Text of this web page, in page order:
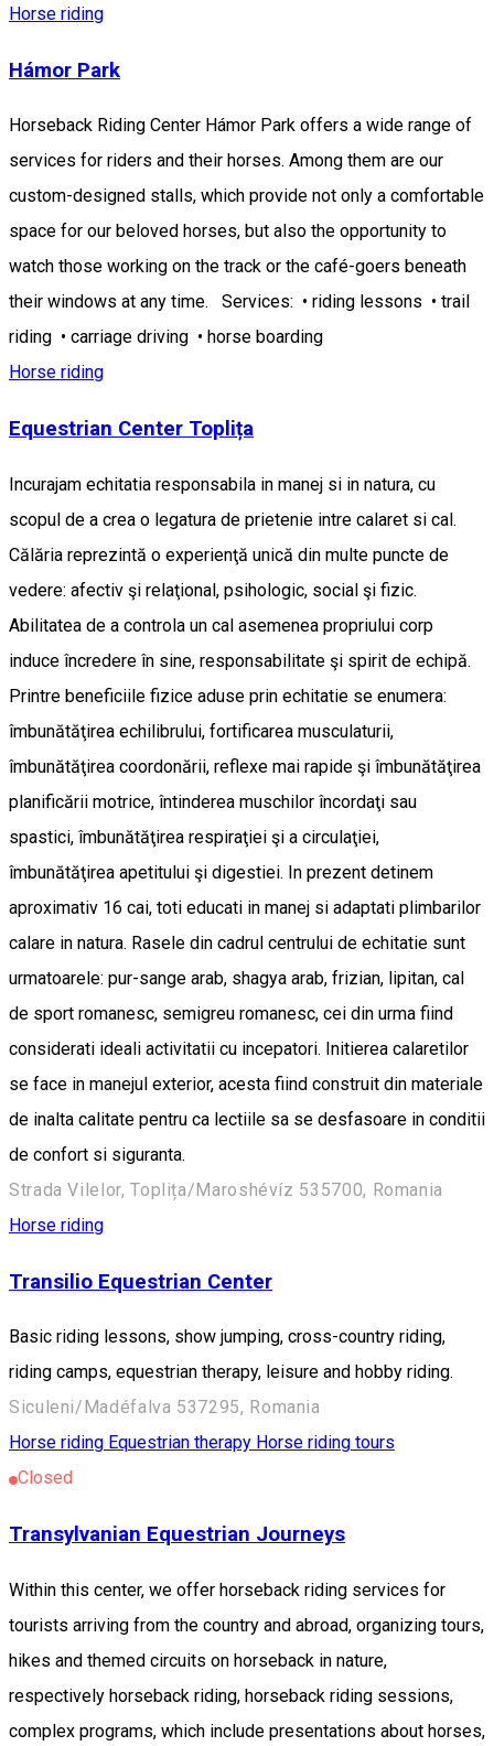
Horse riding
Hámor Park
Horseback Riding Center Hámor Park offers a wide range of
services for riders and their horses. Among them are our
custom-designed stalls, which provide not only a comfortable
space for our beloved horses, but also the opportunity to
watch those working on the track or the café-goers beneath
their windows at any time. Services: • riding lessons • trail
riding • carriage driving • horse boarding
Horse riding
Equestrian Center Toplița
Incurajam echitatia responsabila in manej si in natura, cu
scopul de a crea o legatura de prietenie intre calaret si cal.
Călăria reprezintă o experienţă unică din multe puncte de
vedere: afectiv şi relaţional, psihologic, social şi fizic.
Abilitatea de a controla un cal asemenea propriului corp
induce încredere în sine, responsabilitate şi spirit de echipă.
Printre beneficiile fizice aduse prin echitatie se enumera:
îmbunătăţirea echilibrului, fortificarea musculaturii,
îmbunătăţirea coordonării, reflexe mai rapide şi îmbunătăţirea
planificării motrice, întinderea muschilor încordaţi sau
spastici, îmbunătăţirea respiraţiei şi a circulaţiei,
îmbunătăţirea apetitului şi digestiei. In prezent detinem
aproximativ 16 cai, toti educati in manej si adaptati plimbarilor
calare in natura. Rasele din cadrul centrului de echitatie sunt
urmatoarele: pur-sange arab, shagya arab, frizian, lipitan, cal
de sport romanesc, semigreu romanesc, cei din urma fiind
considerati ideali activitatii cu incepatori. Initierea calaretilor
se face in manejul exterior, acesta fiind construit din materiale
de inalta calitate pentru ca lectiile sa se desfasoare in conditii
de confort si siguranta.
Strada Vilelor, Toplița/Maroshévíz 535700, Romania
Horse riding
Transilio Equestrian Center
Basic riding lessons, show jumping, cross-country riding,
riding camps, equestrian therapy, leisure and hobby riding.
Siculeni/Madéfalva 537295, Romania
Horse riding Equestrian therapy Horse riding tours
Closed
Transylvanian Equestrian Journeys
Within this center, we offer horseback riding services for
tourists arriving from the country and abroad, organizing tours,
hikes and themed circuits on horseback in nature,
respectively horseback riding, horseback riding sessions,
complex programs, which include presentations about horses,